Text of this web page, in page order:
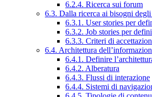
6.2.4. Ricerca sui forum
6.3. Dalla ricerca ai bisogni
6.3.1. User stories per
6.3.2. Job stories per
6.3.3. Criteri di
6.4. Architettura
6.4.1. Definire
6.4.2. Alberatura
6.4.3. Flussi di interazione
6.4.4. Sistemi di